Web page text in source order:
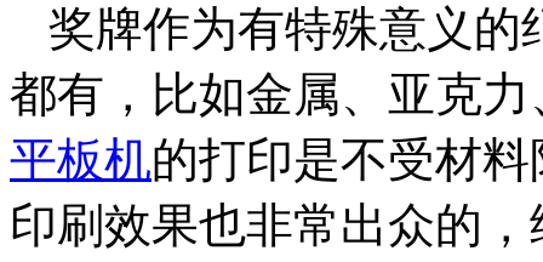
奖牌作为有特殊意义的
都有，比如金属、亚克
平板机的打印是不受材
印刷效果也非常出众的